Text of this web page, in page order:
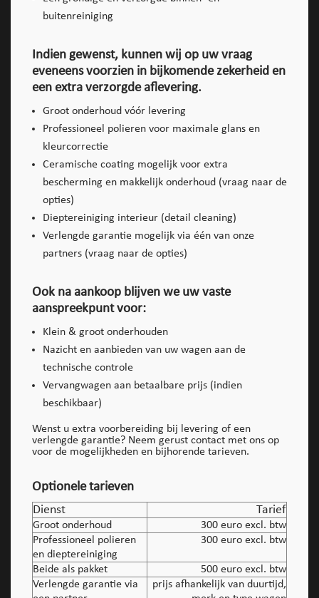
buitenreiniging
Indien gewenst, kunnen wij op uw vraag
eveneens voorzien in bijkomende zekerheid en
een extra verzorgde aflevering.
Groot onderhoud vóór levering
Professioneel polieren voor maximale glans en
kleurcorrectie
Ceramische coating mogelijk voor extra
bescherming en makkelijk onderhoud (vraag naar de
opties)
Dieptereiniging interieur (detail cleaning)
Verlengde garantie mogelijk via één van onze
partners (vraag naar de opties)
Ook na aankoop blijven we uw vaste
aanspreekpunt voor:
Klein & groot onderhouden
Nazicht en aanbieden van uw wagen aan de
technische controle
Vervangwagen aan betaalbare prijs (indien
beschikbaar)
Wenst u extra voorbereiding bij levering of een
verlengde garantie? Neem gerust contact met ons op
voor de mogelijkheden en bijhorende tarieven.
Optionele tarieven
Dienst Tarief
Groot onderhoud
300 euro excl. btw
Professioneel polieren
en dieptereiniging
300 euro excl. btw
Beide als pakket
500 euro excl. btw
Verlengde garantie via
prijs afhankelijk van duurtijd,